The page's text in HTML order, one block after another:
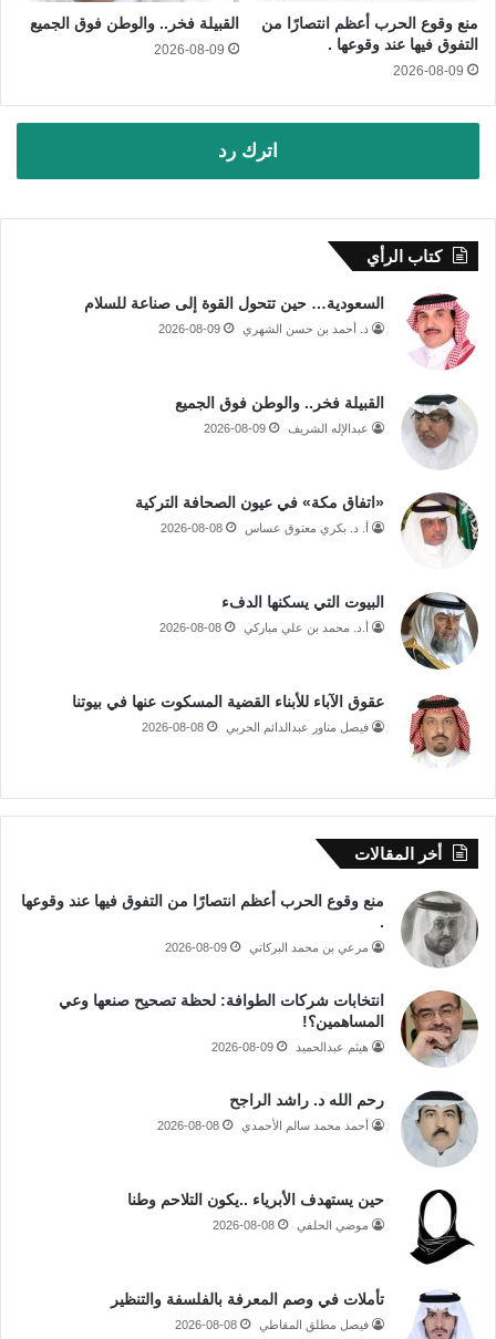
منع وقوع الحرب أعظم انتصارًا من
التفوق فيها عند وقوعها .
2026-08-09
القبيلة فخر.. والوطن فوق الجميع
2026-08-09
اترك رد
كتاب الرأي
السعودية… حين تتحول القوة إلى صناعة للسلام
د. أحمد بن حسن الشهري 2026-08-09
القبيلة فخر.. والوطن فوق الجميع
عبدالإله الشريف 2026-08-09
«اتفاق مكة» في عيون الصحافة التركية
أ. د. بكري معتوق عساس 2026-08-08
البيوت التي يسكنها الدفء
أ.د. محمد بن علي مباركي 2026-08-08
عقوق الآباء للأبناء القضية المسكوت عنها في بيوتنا
فيصل مناور عبدالدائم الحربي 2026-08-08
أخر المقالات
منع وقوع الحرب أعظم انتصارًا من التفوق فيها عند وقوعها
.
مرعي بن محمد البركاتي 2026-08-09
انتخابات شركات الطوافة: لحظة تصحيح صنعها وعي
المساهمين؟!
هيثم عبدالحميد 2026-08-09
رحم الله د. راشد الراجح
أحمد محمد سالم الأحمدي 2026-08-08
حين يستهدف الأبرياء ..يكون التلاحم وطنا
موضي الحلفي 2026-08-08
تأملات في وصم المعرفة بالفلسفة والتنظير
فيصل مطلق المقاطي 2026-08-08